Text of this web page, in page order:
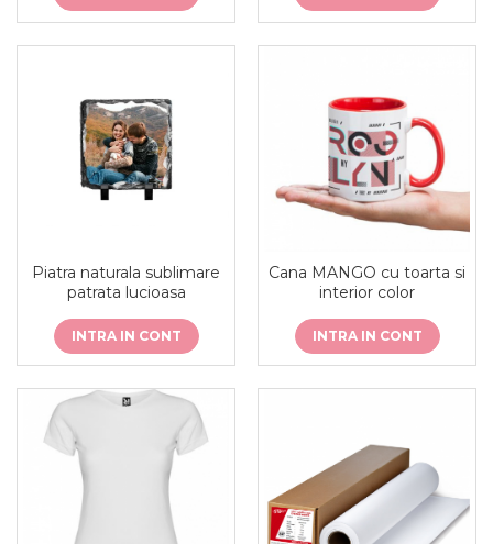
Piatra naturala sublimare
patrata lucioasa
INTRA IN CONT
Cana MANGO cu toarta si
interior color
INTRA IN CONT